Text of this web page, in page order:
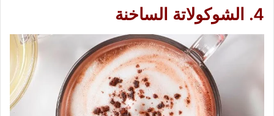
4. الشوكولاتة الساخنة